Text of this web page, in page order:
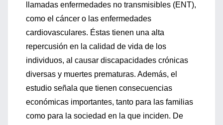
llamadas enfermedades no transmisibles (ENT),
como el cáncer o las enfermedades
cardiovasculares. Éstas tienen una alta
repercusión en la calidad de vida de los
individuos, al causar discapacidades crónicas
diversas y muertes prematuras. Además, el
estudio señala que tienen consecuencias
económicas importantes, tanto para las familias
como para la sociedad en la que inciden. De